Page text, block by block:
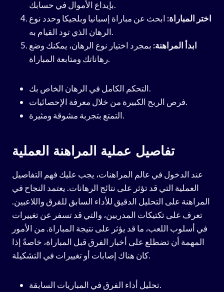
بإيداع الأموال في حسابك.
اختر المباراة: ابحث عن مباراة إسبانيا وبلجيكا وحدد نوع
الرهان الذي تود القيام به.
ابدأ المراهنة: بمجرد اختيار نوع الرهان، يمكنك وضع
رهاناتك ومتابعة المباراة.
التحكم الكامل في الرهان الخاص بك.
فرص الربح الكبيرة من خلال معرفة الإحصائيات.
التمتع بتجربة مشوقة ومثيرة.
تفاصيل عملية المراهنة العملية
عند الدخول في عالم المراهنات، يجب عليك فهم التفاصيل
العملية التي قد تؤثر على نتائج الرهانات. يعتمد النجاح في
المراهنة على التحليل الدقيق للأداء السابق للفرق واللاعبين.
تعرف على تكتيكات المدربين، والتي قد تسفر عن تغييرات
في أسلوب اللعب، ما قد يؤثر على نتيجة المباراة. من الأمور
المهمة أن تضطلع على أخبار الفرق قبل المباراة، خاصةً إذا
كان هناك إصابات أو تغييرات في التشكيلة.
تحليل أداء الفرق في المباريات السابقة.